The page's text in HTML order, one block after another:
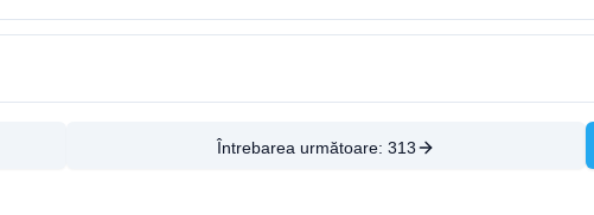
Întrebarea următoare: 313